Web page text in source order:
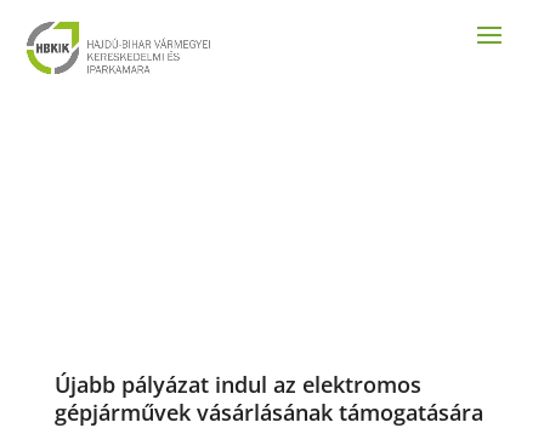
Újabb pályázat indul az elektromos
gépjárművek vásárlásának támogatására